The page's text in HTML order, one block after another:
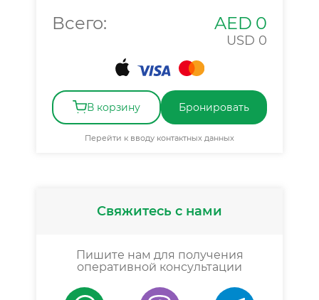
Всего: AED 0
USD 0
В корзину Бронировать
Перейти к вводу контактных данных
Свяжитесь с нами
Пишите нам для получения
оперативной консультации